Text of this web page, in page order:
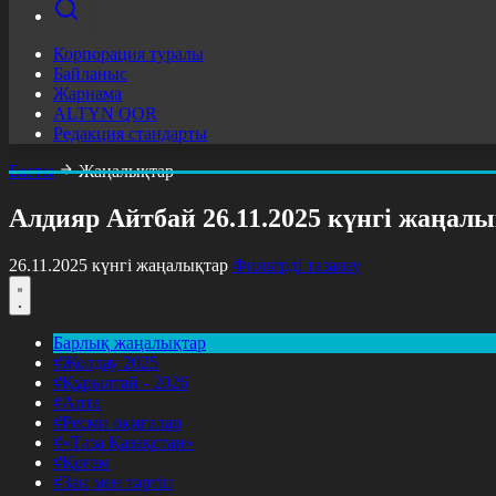
Корпорация туралы
Байланыс
Жарнама
ALTYN QOR
Редакция стандарты
Басты
Жаңалықтар
Алдияр Айтбай 26.11.2025 күнгі
26.11.2025 күнгі жаңалықтар Фильтрді тазалау
Барлық жаңалықтар
#Жолдау 2025
#Құрылтай - 2026
#Апта
#Ресми оқиғалар
#«Таза Қазақстан»
#Қоғам
#Заң мен тәртіп